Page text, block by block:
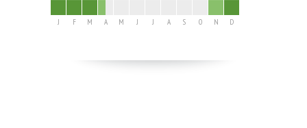
J F M A M J J A S O N D